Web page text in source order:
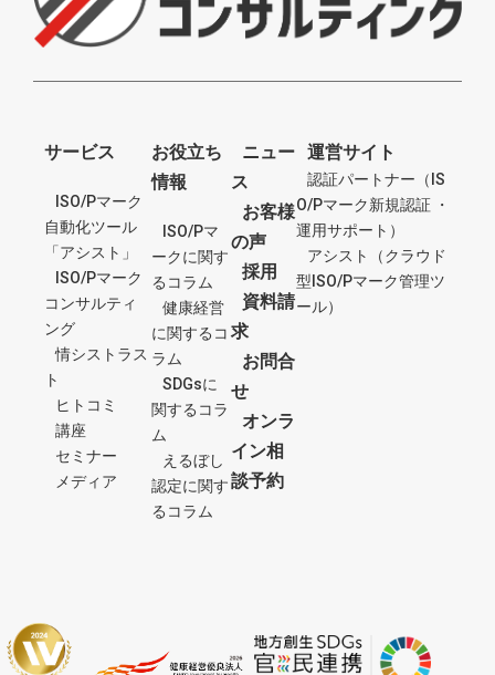
サービス
ISO/Pマーク
自動化ツール
「アシスト」
ISO/Pマーク
コンサルティ
ング
情シストラス
ト
ヒトコミ
講座
セミナー
メディア
お役立ち
情報
ISO/Pマ
ークに関す
るコラム
健康経営
に関するコ
ラム
SDGsに
関するコラ
ム
えるぼし
認定に関す
るコラム
ニュー
ス
お客様
の声
採用
資料請
求
お問合
せ
オンラ
イン相
談予約
運営サイト
認証パートナー（IS
O/Pマーク新規認証 ・
運用サポート）
アシスト（クラウド
型ISO/Pマーク管理ツ
ール）